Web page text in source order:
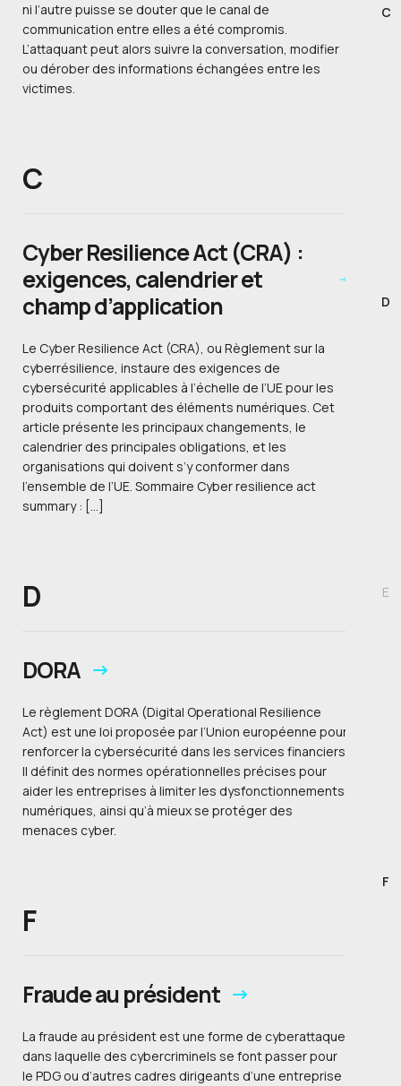
ni l’autre puisse se douter que le canal de
communication entre elles a été compromis.
L’attaquant peut alors suivre la conversation, modifier
ou dérober des informations échangées entre les
victimes.
C
Cyber Resilience Act (CRA) :
exigences, calendrier et
champ d’application
Le Cyber Resilience Act (CRA), ou Règlement sur la
cyberrésilience, instaure des exigences de
cybersécurité applicables à l’échelle de l’UE pour les
produits comportant des éléments numériques. Cet
article présente les principaux changements, le
calendrier des principales obligations, et les
organisations qui doivent s’y conformer dans
l’ensemble de l’UE. Sommaire Cyber resilience act
summary : […]
D
DORA
Le règlement DORA (Digital Operational Resilience
Act) est une loi proposée par l’Union européenne pour
renforcer la cybersécurité dans les services financiers.
Il définit des normes opérationnelles précises pour
aider les entreprises à limiter les dysfonctionnements
numériques, ainsi qu’à mieux se protéger des
menaces cyber.
F
Fraude au président
La fraude au président est une forme de cyberattaque
dans laquelle des cybercriminels se font passer pour
le PDG ou d’autres cadres dirigeants d’une entreprise
C
D
E
F